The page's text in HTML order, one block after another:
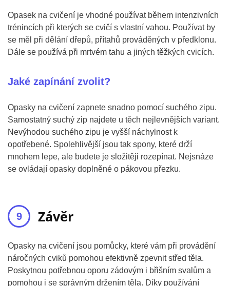
Opasek na cvičení je vhodné používat během intenzivních
trénincích při kterých se cvičí s vlastní vahou. Používat by
se měl při dělání dřepů, přítahů prováděných v předklonu.
Dále se používá při mrtvém tahu a jiných těžkých cvicích.
Jaké zapínání zvolit?
Opasky na cvičení zapnete snadno pomocí suchého zipu.
Samostatný suchý zip najdete u těch nejlevnějších variant.
Nevýhodou suchého zipu je vyšší náchylnost k
opotřebené. Spolehlivější jsou tak spony, které drží
mnohem lepe, ale budete je složitěji rozepínat. Nejsnáze
se ovládají opasky doplněné o pákovou přezku.
Závěr
Opasky na cvičení jsou pomůcky, které vám při provádění
náročných cviků pomohou efektivně zpevnit střed těla.
Poskytnou potřebnou oporu zádovým i břišním svalům a
pomohou i se správným držením těla. Díky používání